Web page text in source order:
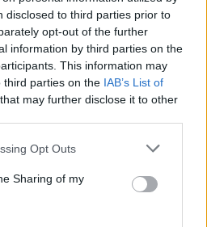
disclosed to third parties prior to
opt-out of the further
information by third parties on the
This information may
third parties on the IAB’s List of
that may further disclose it to other
Opt Outs
Sharing of my
1-0 Genoa
1-1
Calcio
Como
Como